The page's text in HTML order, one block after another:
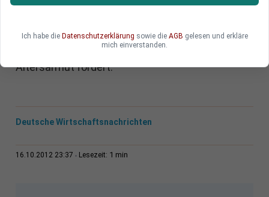
Warnungen der Bundesarbeitsministerin von der
Altersarmut fordert.
Deutsche Wirtschaftsnachrichten
16.10.2012 23:37 Lesezeit: 1 min
Ich habe die Datenschutzerklärung sowie die AGB gelesen und erkläre
mich einverstanden.